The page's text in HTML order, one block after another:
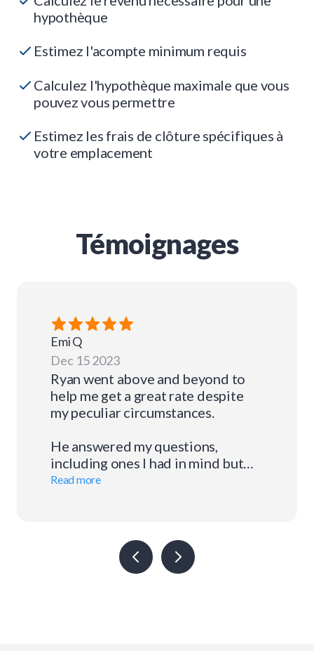
hypothèque
Estimez l'acompte minimum requis
Calculez l'hypothèque maximale que vous
pouvez vous permettre
Estimez les frais de clôture spécifiques à
votre emplacement
Témoignages
EmiQ
Dec 15 2023
Ryan went above and beyond to
help me get a great rate despite
my peculiar circumstances.
He answered my questions,
including ones I had in mind but
was reluctant to ask because I felt
Practical, direct, and a total
professional!
Read more